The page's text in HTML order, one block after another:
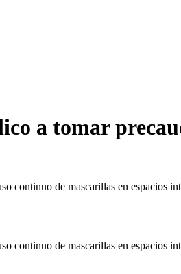
a tomar
continuo de mascarillas en espacios
continuo de mascarillas en espacios